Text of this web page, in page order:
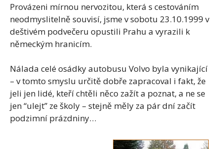
Provázeni mírnou nervozitou, která s cestováním
neodmyslitelně souvisí, jsme v sobotu 23.10.1999 v
deštivém podvečeru opustili Prahu a vyrazili k
německým hranicím.
Nálada celé osádky autobusu Volvo byla vynikající
– v tomto smyslu určitě dobře zapracoval i fakt, že
jeli jen lidé, kteří chtěli něco zažít a poznat, a ne se
jen “ulejt” ze školy – stejně měly za pár dní začít
podzimní prázdniny…